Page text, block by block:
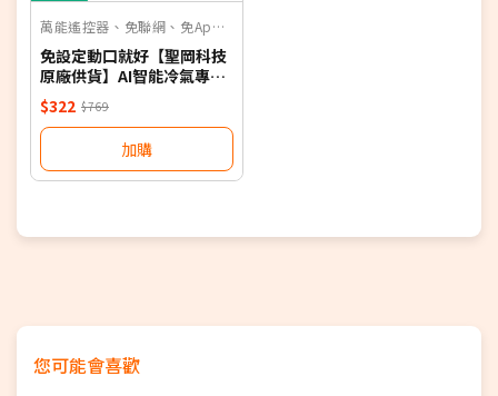
萬能遙控器、免聯網、免App、聲控
免設定動口就好【聖岡科技
原廠供貨】AI智能冷氣專用
語音遙控器 保固一年 適用對
應廠牌 NB
$322 $769
加購
您可能會喜歡